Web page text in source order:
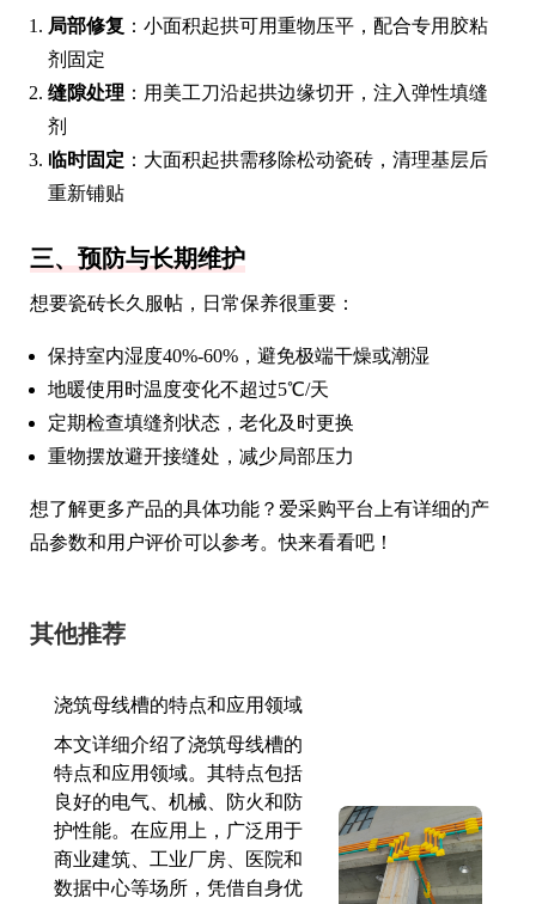
局部修复 ：小面积起拱可用重物压平，配合专用胶粘
剂固定
缝隙处理 ：用美工刀沿起拱边缘切开，注入弹性填缝
剂
临时固定 ：大面积起拱需移除松动瓷砖，清理基层后
重新铺贴
三、预防与长期维护
想要瓷砖长久服帖，日常保养很重要：
保持室内湿度40%-60%，避免极端干燥或潮湿
地暖使用时温度变化不超过5℃/天
定期检查填缝剂状态，老化及时更换
重物摆放避开接缝处，减少局部压力
想了解更多产品的具体功能？爱采购平台上有详细的产
品参数和用户评价可以参考。快来看看吧！
其他推荐
浇筑母线槽的特点和应用领域
本文详细介绍了浇筑母线槽的
特点和应用领域。其特点包括
良好的电气、机械、防火和防
护性能。在应用上，广泛用于
商业建筑、工业厂房、医院和
数据中心等场所，凭借自身优